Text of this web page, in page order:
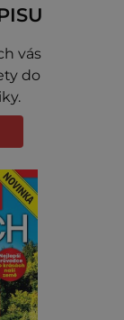
vás
do